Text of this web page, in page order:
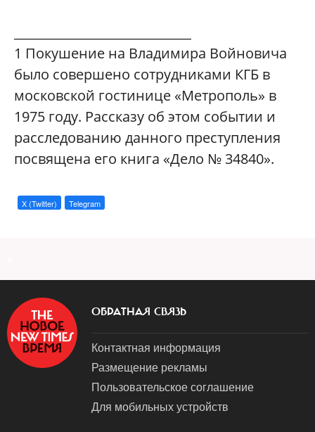
1 Покушение на Владимира Войновича
было совершено сотрудниками КГБ в
московской гостинице «Метрополь» в
1975 году. Рассказу об этом событии и
расследованию данного преступления
посвящена его книга «Дело № 34840».
X (Twitter) Telegram
ОБРАТНАЯ СВЯЗЬ
Контактная информация
Размещение рекламы
Пользовательское соглашение
Для мобильных устройств